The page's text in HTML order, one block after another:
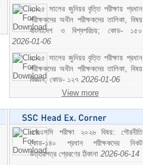
২০২৫ সালের জুনিয়র বৃত্তি পরীক্ষায় প্রধান
পরীক্ষকদের অধীন পরীক্ষকদের তালিকা, বিষয়
বাংলাদেশ ও বিশ্বপরিচয়; কোড- ১৫০
2026-01-06
২০২৫ সালের জুনিয়র বৃত্তি পরীক্ষায় প্রধান
পরীক্ষকদের অধীন পরীক্ষকদের তালিকা, বিষয়
বিজ্ঞান; কোড- ১২৭ 2026-01-06
View more
এসএসসি পরীক্ষা ২০২৬ বিষয়: পৌরনীতি
কোড-১৪০ প্রধান পরীক্ষকদের নিকট
উত্তরপত্র প্রেরণের ঠিকানা 2026-06-14